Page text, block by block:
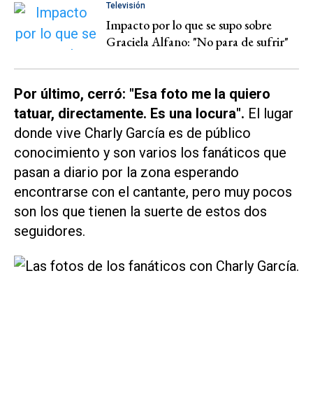
Televisión
Impacto por lo que se supo sobre
Graciela Alfano: "No para de sufrir"
Por último, cerró: "Esa foto me la quiero
tatuar, directamente. Es una locura". El lugar
donde vive Charly García es de público
conocimiento y son varios los fanáticos que
pasan a diario por la zona esperando
encontrarse con el cantante, pero muy pocos
son los que tienen la suerte de estos dos
seguidores.